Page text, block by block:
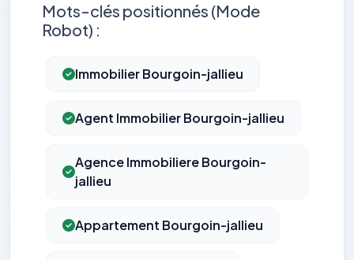
Mots-clés positionnés (Mode
Robot) :
Immobilier Bourgoin-jallieu
Agent Immobilier Bourgoin-jallieu
Agence Immobiliere Bourgoin-
jallieu
Appartement Bourgoin-jallieu